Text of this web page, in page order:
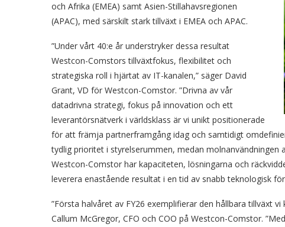
och Afrika (EMEA) samt Asien-Stillahavsregionen
(APAC), med särskilt stark tillväxt i EMEA och APAC.
”Under vårt 40:e år understryker dessa resultat
Westcon-Comstors tillväxtfokus, flexibilitet och
strategiska roll i hjärtat av IT-kanalen,” säger David
Grant, VD för Westcon-Comstor. ”Drivna av vår
datadrivna strategi, fokus på innovation och ett
leverantörsnätverk i världsklass är vi unikt positionerade
för att främja partnerframgång idag och samtidigt
tydlig prioritet i styrelserummen, medan
Westcon-Comstor har kapaciteten, lösningarna och
leverera enastående resultat i en tid av snabb teknologisk
”Första halvåret av FY26 exemplifierar den hållbara tillväxt
Callum McGregor, CFO och COO på Westcon-Comstor.